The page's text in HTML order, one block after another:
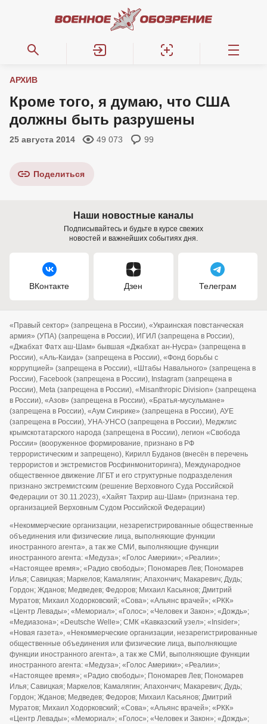
АРХИВ
Кроме того, я думаю, что США
должны быть разрушены
25 августа 2014 49 073 99
Поделиться
Наши новостные каналы
Подписывайтесь и будьте в курсе свежих
новостей и важнейших событиях дня.
ВКонтакте Дзен Телеграм
«Правый сектор» (запрещена в России), «Украинская повстанческая
армия» (УПА) (запрещена в России), ИГИЛ (запрещена в России),
«Джабхат Фатх аш-Шам» бывшая «Джабхат ан-Нусра» (запрещена в
России), «Аль-Каида» (запрещена в России), «Фонд борьбы с
коррупцией» (запрещена в России), «Штабы Навального» (запрещена в
России), Facebook (запрещена в России), Instagram (запрещена в
России), Meta (запрещена в России), «Misanthropic Division» (запрещена
в России), «Азов» (запрещена в России), «Братья-мусульмане»
(запрещена в России), «Аум Синрике» (запрещена в России), АУЕ
(запрещена в России), УНА-УНСО (запрещена в России), Меджлис
крымскотатарского народа (запрещена в России), легион «Свобода
России» (вооруженное формирование, признано в РФ
террористическим и запрещено), Кирилл Буданов (внесён в перечень
террористов и экстремистов Росфинмониторинга), Международное
общественное движение ЛГБТ и его структурные подразделения
признано экстремистским (решение Верховного Суда Российской
Федерации от 30.11.2023), «Хайят Тахрир аш-Шам» (признана тер.
организацией Верховным Судом Российской Федерации)
«Некоммерческие организации, незарегистрированные общественные
объединения или физические лица, выполняющие функции
иностранного агента», а так же СМИ, выполняющие функции
иностранного агента: «Медуза»; «Голос Америки»; «Реалии»;
«Настоящее время»; «Радио свободы»; Пономарев Лев; Пономарев
Илья; Савицкая; Маркелов; Камалягин; Апахончич; Макаревич; Дудь;
Гордон; Жданов; Медведев; Федоров; Михаил Касьянов; Дмитрий
Муратов; Михаил Ходорковский; «Сова»; «Альянс врачей»; «РКК»
«Центр Левады»; «Мемориал»; «Голос»; «Человек и Закон»; «Дождь»;
«Медиазона»; «Deutsche Welle»; СМК «Кавказский узел»; «Insider»;
«Новая газета», «Некоммерческие организации, незарегистрированные
общественные объединения или физические лица, выполняющие
функции иностранного агента», а так же СМИ, выполняющие функции
иностранного агента: «Медуза»; «Голос Америки»; «Реалии»;
«Настоящее время»; «Радио свободы»; Пономарев Лев; Пономарев
Илья; Савицкая; Маркелов; Камалягин; Апахончич; Макаревич; Дудь;
Гордон; Жданов; Медведев; Федоров; Михаил Касьянов; Дмитрий
Муратов; Михаил Ходорковский; «Сова»; «Альянс врачей»; «РКК»
«Центр Левады»; «Мемориал»; «Голос»; «Человек и Закон»; «Дождь»;